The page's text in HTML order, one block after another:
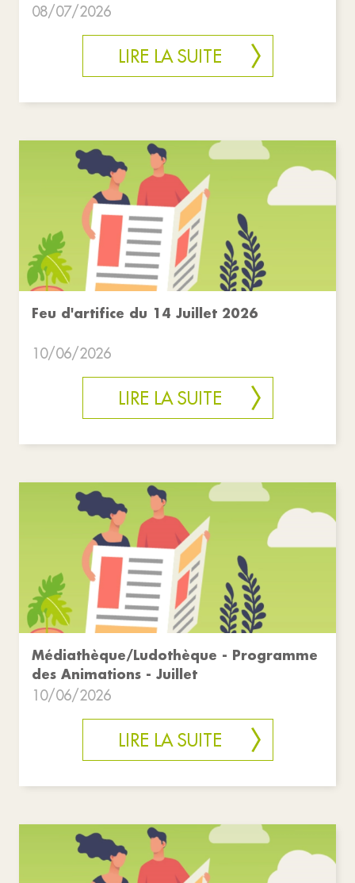
08/07/2026
LIRE LA SUITE
Feu d'artifice du 14 Juillet 2026
10/06/2026
LIRE LA SUITE
Médiathèque/Ludothèque - Programme
des Animations - Juillet
10/06/2026
LIRE LA SUITE